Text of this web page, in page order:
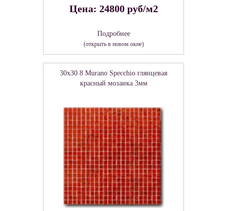
Цена: 24800 руб/м2
Подробнее
(открыть в новом окне)
30x30 8 Murano Specchio глянцевая
красный мозаика 3мм